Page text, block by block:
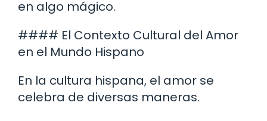
en algo mágico.
#### El Contexto Cultural del Amor
en el Mundo Hispano
En la cultura hispana, el amor se
celebra de diversas maneras.